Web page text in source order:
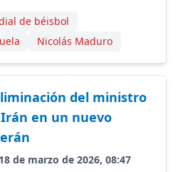
de béisbol
Nicolás Maduro
del ministro
en un nuevo
de marzo de 2026, 08:47